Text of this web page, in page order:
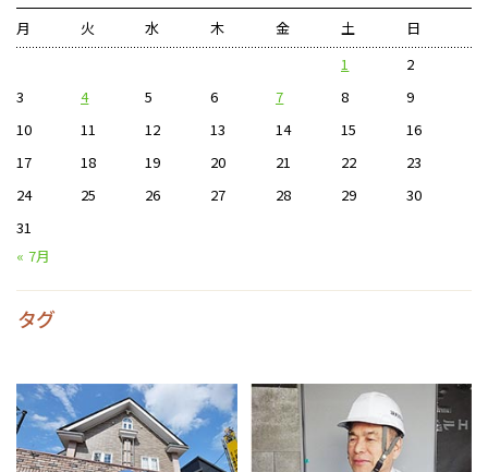
月
火 水 木 金 土
日
1
2
3
4 5 6 7 8
9
10
11 12 13 14 15
16
17
18 19 20 21 22
23
24
25 26 27 28 29
30
31
« 7月
タグ